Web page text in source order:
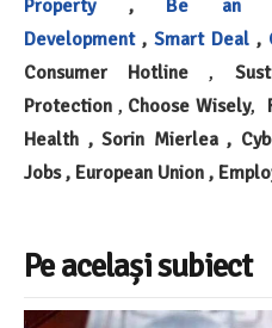
Property, Be an
Development,Smart Deal ,
Consumer Hotline
,
Protection , Choose Wisely,
Health , Sorin Mierlea ,
Jobs , European Union ,
Pe același subiect